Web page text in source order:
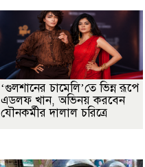
‘গুলশানের চামেলি’তে ভিন্ন রূপে
এডলফ খান, অভিনয় করবেন
যৌনকর্মীর দালাল চরিত্রে